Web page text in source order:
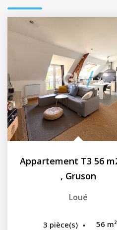
, Gruson
Loué
3 pièce(s) 56 m²